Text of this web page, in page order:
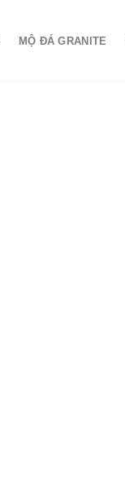
MỘ ĐÁ GRANITE